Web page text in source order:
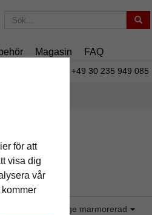
för att
visa dig
vår
Magasin FAQ
+49 30 235 949 085
orange marmorerad